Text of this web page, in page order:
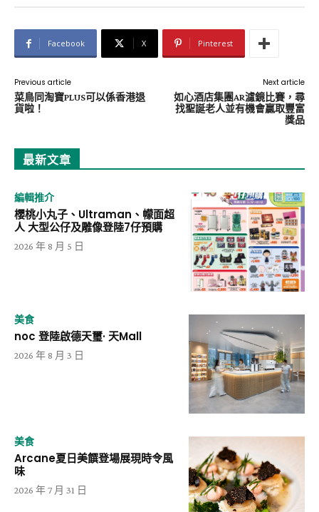
Facebook X Pinterest
Previous article
菜鳥同淘寶PLUS可以係香港退
貨啦！
Next article
如心酒店集團AR濾鏡比賽，尋
找聖誕老人並有機會贏取豐富
獎品
最新文章
編輯推介
櫻桃小丸子、Ultraman、幪面超
人 大型公仔及雕像登陸7仔預購
2026 年 8 月 5 日
美食
noc 登陸啟德天璽· 天Mall
2026 年 8 月 3 日
美食
Arcane夏日美饌登場展現時令風
味
2026 年 7 月 31 日